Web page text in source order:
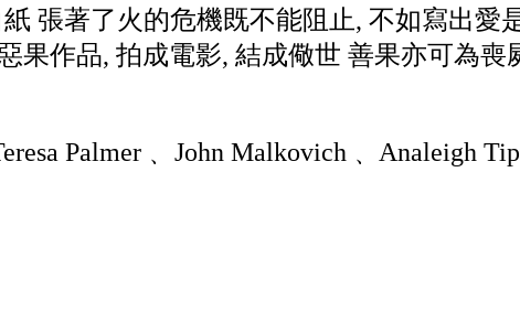
張著了火的危機既不能阻止, 不如寫出愛
果作品, 拍成電影, 結成儆世 善果亦可為喪
Palmer﹑ John Malkovich﹑ Analeigh